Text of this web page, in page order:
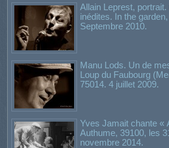
Allain Leprest,
inédites. In the
Septembre 2010.
Manu Lods. Un de
Loup du Faubourg
75014. 4 juillet 2009.
Yves Jamait chante «
Authume, 39100, les
novembre 2014.